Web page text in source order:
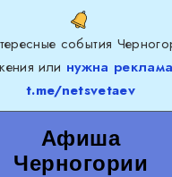
события
или нужна реклама
t.me/netsvetaev
Афиша
Черногории